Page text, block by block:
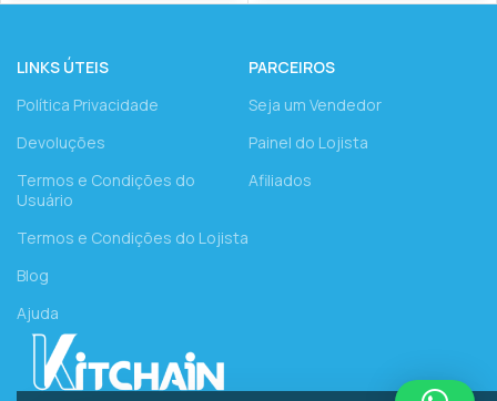
LINKS ÚTEIS
Política Privacidade
Devoluções
Termos e Condições do
Usuário
Termos e Condições do Lojista
Blog
Ajuda
PARCEIROS
Seja um Vendedor
Painel do Lojista
Afiliados